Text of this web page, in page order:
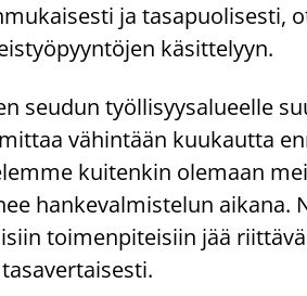
ja tas­a­puo­li­ses­ti,
kä­sit­te­lyyn.
seu­dun työl­li­syy­sa­lu­eel­le
vä­hin­tään kuu­kaut­ta
kui­ten­kin ole­maan
han­ke­val­mis­te­lun ai­ka­na.
toi­men­pi­tei­siin jää